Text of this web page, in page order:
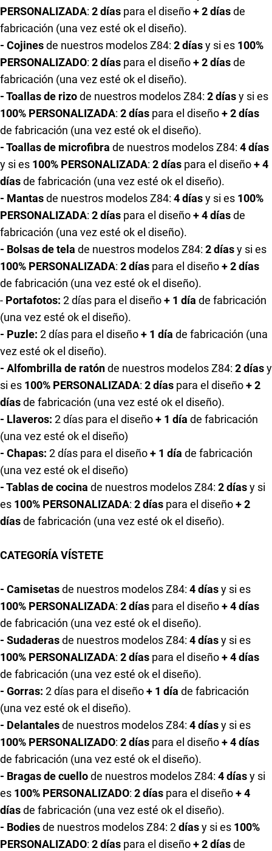
PERSONALIZADA: 2 días para el diseño+ 2 díasde
fabricación (una vez esté ok el diseño).
- Cojinesde nuestros modelos Z84: 2 díasy si es 100%
PERSONALIZADO: 2 días para el diseño+ 2 díasde
fabricación (una vez esté ok el diseño).
- Toallas de rizode nuestros modelos Z84: 2 díasy si es
100% PERSONALIZADA: 2 días para el diseño+ 2 días
de fabricación (una vez esté ok el diseño).
- Toallas de microfibra de nuestros modelos Z84: 4 días
y si es 100% PERSONALIZADA: 2 días para el diseño+ 4
díasde fabricación (una vez esté ok el diseño).
- Mantasde nuestros modelos Z84: 4 díasy si es 100%
PERSONALIZADA: 2 días para el diseño+ 4 díasde
fabricación (una vez esté ok el diseño).
- Bolsas de tela de nuestros modelos Z84: 2 díasy si es
100% PERSONALIZADA: 2 días para el diseño+ 2 días
de fabricación (una vez esté ok el diseño).
- Portafotos: 2 días para el diseño+ 1 día de fabricación
(una vez esté ok el diseño).
- Puzle: 2 días para el diseño+ 1 día de fabricación (una
vez esté ok el diseño).
- Alfombrilla de ratónde nuestros modelos Z84: 2 díasy
si es 100% PERSONALIZADA: 2 días para el diseño+ 2
díasde fabricación (una vez esté ok el diseño).
- Llaveros: 2 días para el diseño+ 1 día de fabricación
(una vez esté ok el diseño)
- Chapas: 2 días para el diseño+ 1 día de fabricación
(una vez esté ok el diseño)
- Tablas de cocina de nuestros modelos Z84: 2 díasy si
es 100% PERSONALIZADA: 2 días para el diseño+ 2
díasde fabricación (una vez esté ok el diseño).
CATEGORÍA VÍSTETE
- Camisetasde nuestros modelos Z84: 4 díasy si es
100% PERSONALIZADA: 2 días para el diseño+ 4 días
de fabricación (una vez esté ok el diseño).
- Sudaderasde nuestros modelos Z84: 4 díasy si es
100% PERSONALIZADA: 2 días para el diseño+ 4 días
de fabricación (una vez esté ok el diseño).
- Gorras: 2 días para el diseño+ 1 día de fabricación
(una vez esté ok el diseño).
- Delantalesde nuestros modelos Z84: 4 díasy si es
100% PERSONALIZADO: 2 días para el diseño+ 4 días
de fabricación (una vez esté ok el diseño).
- Bragas de cuellode nuestros modelos Z84: 4 díasy si
es 100% PERSONALIZADO: 2 días para el diseño+ 4
díasde fabricación (una vez esté ok el diseño).
- Bodiesde nuestros modelos Z84: 2díasy si es 100%
PERSONALIZADO: 2 días para el diseño+ 2 díasde